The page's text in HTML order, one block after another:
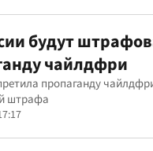
будут
чайлдфри
пропаганду
штрафа